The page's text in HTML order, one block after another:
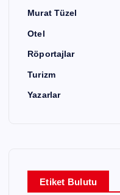
Murat Tüzel
Otel
Röportajlar
Turizm
Yazarlar
Etiket Bulutu